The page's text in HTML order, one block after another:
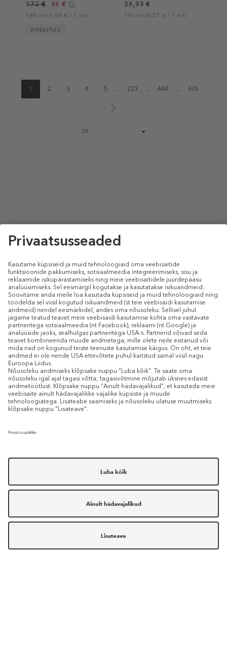
172 € 86 €
180 ml (0,48 € / 1 ml)
KINGITUS
26,99 €
100 ml (0,27 € / 1 ml)
1 2 3 4 5 ... 223 ... 444 ... 665
size
20